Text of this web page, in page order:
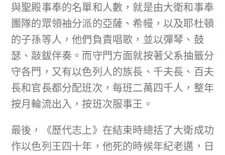
與聖殿事奉的名單和人數，就是由大衛和事奉
團隊的眾領袖分派的亞薩、希幔，以及耶杜頓
的子孫等人，他們負責唱歌，並以彈琴、鼓
瑟、敲鈸伴奏。而守門方面就按著父系抽籤分
守各門，又有以色列人的族長、千夫長、百夫
長和官長都分配班次，每班二萬四千人，整年
按月輪流出入，按班次服事王。
最後，《歷代志上》在結束時總括了大衛成功
作以色列王四十年，他死的時候年紀老邁，日